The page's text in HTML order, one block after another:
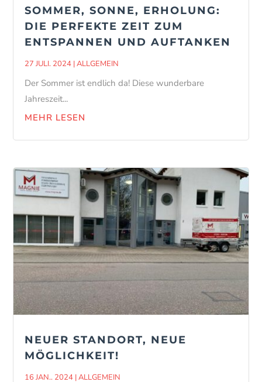
SOMMER, SONNE, ERHOLUNG:
DIE PERFEKTE ZEIT ZUM
ENTSPANNEN UND AUFTANKEN
27 JULI. 2024 |ALLGEMEIN
Der Sommer ist endlich da! Diese wunderbare
Jahreszeit...
MEHR LESEN
NEUER STANDORT, NEUE
MÖGLICHKEIT!
16 JAN.. 2024 |ALLGEMEIN